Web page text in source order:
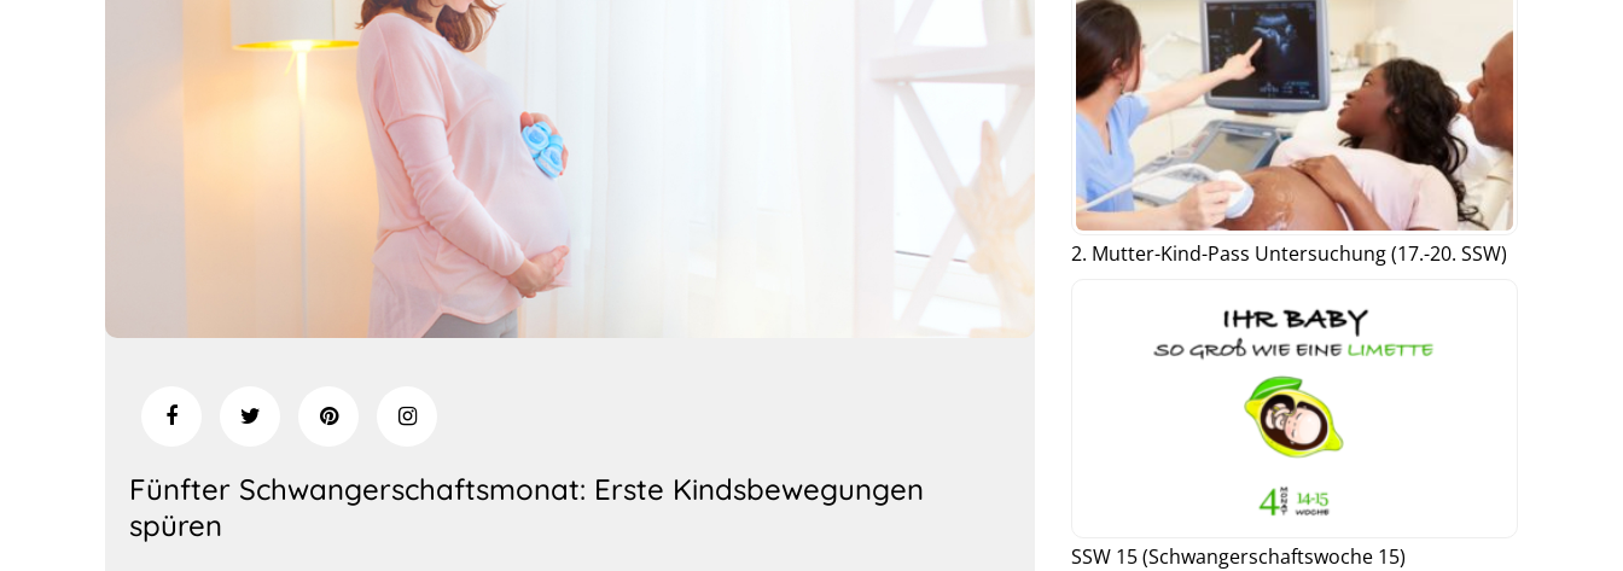
Fünfter Schwangerschaftsmonat: Erste Kindsbewegungen
spüren
2. Mutter-Kind-Pass Untersuchung (17.-20. SSW)
SSW 15 (Schwangerschaftswoche 15)